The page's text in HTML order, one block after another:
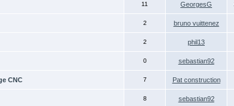
11 GeorgesG
2 bruno vuittenez
2 phil13
0 sebastian92
CNC 7 Pat construction
8 sebastian92